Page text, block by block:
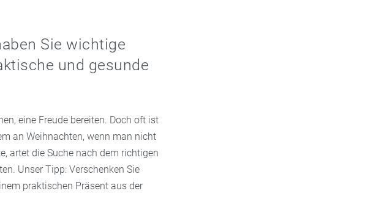
Sie wichtige
und gesunde
eine Freude bereiten. Doch oft ist
an Weihnachten, wenn man nicht
artet die Suche nach dem richtigen
Unser Tipp: Verschenken Sie
praktischen Präsent aus der